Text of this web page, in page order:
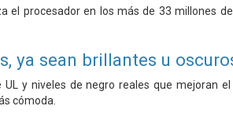
el procesador en los más de 33 millones
ya sean brillantes u
y niveles de negro reales que mejoran
cómoda.